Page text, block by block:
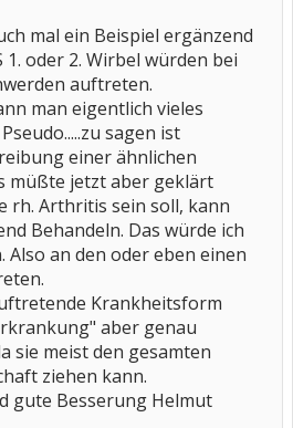
mal ein Beispiel ergänzend
oder 2. Wirbel würden bei
auftreten.
man eigentlich vieles
sagen ist
einer ähnlichen
müßte jetzt aber geklärt
rh. Arthritis sein soll, kann
Behandeln. Das würde ich
an den oder eben einen
Krankheitsform
aber genau
sie meist den gesamten
ziehen kann.
gute Besserung Helmut